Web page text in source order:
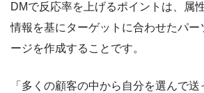
DMで反応率を上げるポイントは、属
情報を基にターゲットに合わせたパー
ージを作成することです。
「多くの顧客の中から自分を選んで